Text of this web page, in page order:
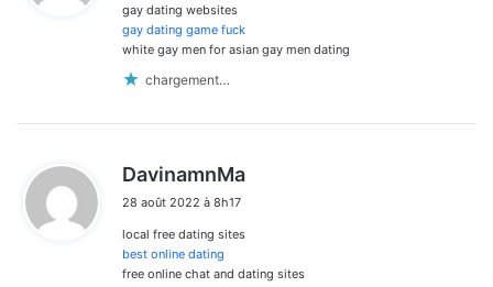
:
gay dating websites
gay dating game fuck
white gay men for asian gay men dating
chargement…
DavinamnMa
28 août 2022 à 8h17
local free dating sites
best online dating
free online chat and dating sites